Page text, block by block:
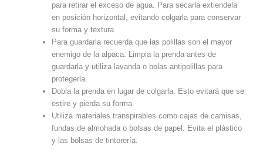
para retirar el exceso de agua. Para secarla extiendela
en posición horizontal, evitando colgarla para conservar
su forma y textura.
Para guardarla recuerda que las polillas son el mayor
enemigo de la alpaca. Limpia la prenda antes de
guardarla y utiliza lavanda o bolas antipolillas para
protegerla.
Dobla la prenda en lugar de colgarla. Esto evitará que se
estire y pierda su forma.
Utiliza materiales transpirables como cajas de camisas,
fundas de almohada o bolsas de papel. Evita el plástico
y las bolsas de tintorería.